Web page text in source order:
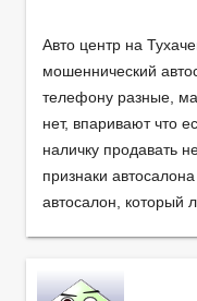
Авто центр на
мошеннический
телефону разные,
нет, впаривают что
наличку продавать
признаки
автосалон, который